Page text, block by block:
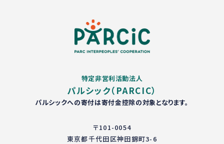
特定非営利活動法人
パルシック（PARCIC）
パルシックへの寄付は寄付金控除の対象となります。
〒101-0054
東京都千代田区神田錦町3-6